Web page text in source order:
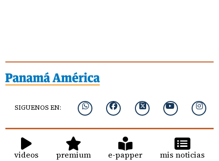
SIGUENOS EN:
videos premium e-papper mis noticias